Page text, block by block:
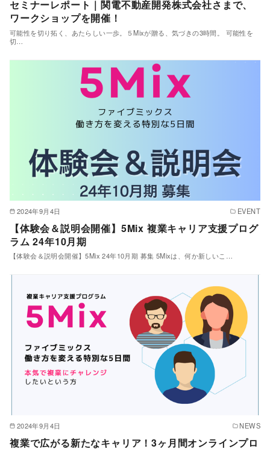
セミナーレポート｜関電不動産開発株式会社さまで、
ワークショップを開催！
可能性を切り拓く、あたらしい一歩。５Mixが贈る、気づきの3時間。 可能性を
切…
2024年9月4日 EVENT
【体験会＆説明会開催】5Mix 複業キャリア支援プログ
ラム 24年10月期
【体験会＆説明会開催】5Mix 24年10月期 募集 5Mixは、何か新しいこ…
2024年9月4日 NEWS
複業で広がる新たなキャリア！3ヶ月間オンラインプロ